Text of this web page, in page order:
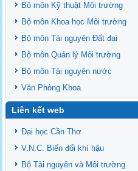
Bô môn Kỹ thuật Môi trường
Bộ môn Khoa học Môi trường
Bộ môn Tài nguyên Đất đai
Bộ môn Quản lý Môi trường
Bộ môn Tài nguyên nước
Văn Phòng Khoa
Liên kết web
Đại học Cần Thơ
V.N.C. Biến đổi khí hậu
Bộ Tài nguyên và Môi trường